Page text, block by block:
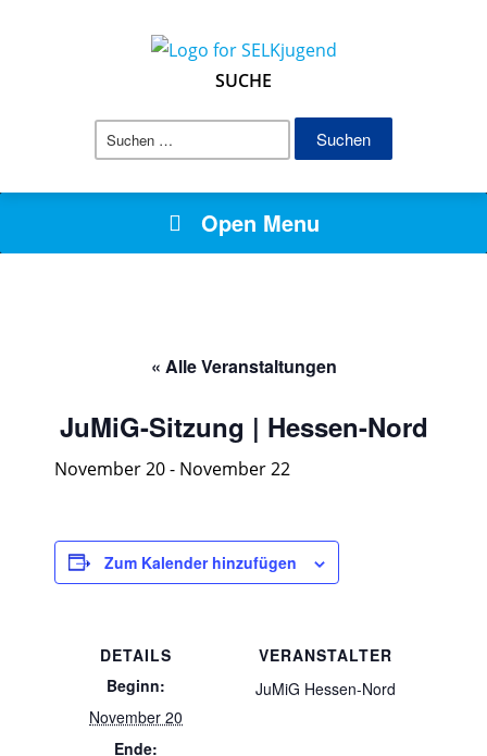
SUCHE
Suchen
Open Menu
« Alle Veranstaltungen
JuMiG-Sitzung | Hessen-Nord
November 20- November 22
Zum Kalender hinzufügen
DETAILS
Beginn:
November 20
Ende:
VERANSTALTER
JuMiG Hessen-Nord